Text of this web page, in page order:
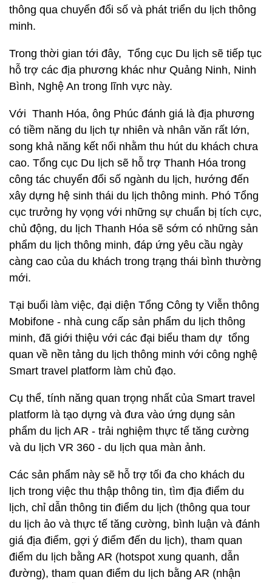
thông qua chuyển đổi số và phát triển du lịch thông
minh.
Trong thời gian tới đây, Tổng cục Du lịch sẽ tiếp tục
hỗ trợ các địa phương khác như Quảng Ninh, Ninh
Bình, Nghệ An trong lĩnh vực này.
Với Thanh Hóa, ông Phúc đánh giá là địa phương
có tiềm năng du lịch tự nhiên và nhân văn rất lớn,
song khả năng kết nối nhằm thu hút du khách chưa
cao. Tổng cục Du lịch sẽ hỗ trợ Thanh Hóa trong
công tác chuyển đổi số ngành du lịch, hướng đến
xây dựng hệ sinh thái du lịch thông minh. Phó Tổng
cục trưởng hy vọng với những sự chuẩn bị tích cực,
chủ động, du lịch Thanh Hóa sẽ sớm có những sản
phẩm du lịch thông minh, đáp ứng yêu cầu ngày
càng cao của du khách trong trạng thái bình thường
mới.
Tại buổi làm việc, đại diện Tổng Công ty Viễn thông
Mobifone - nhà cung cấp sản phẩm du lịch thông
minh, đã giới thiệu với các đại biểu tham dự tổng
quan về nền tảng du lịch thông minh với công nghệ
Smart travel platform làm chủ đạo.
Cụ thể, tính năng quan trọng nhất của Smart travel
platform là tạo dựng và đưa vào ứng dụng sản
phẩm du lịch AR - trải nghiệm thực tế tăng cường
và du lịch VR 360 - du lịch qua màn ảnh.
Các sản phẩm này sẽ hỗ trợ tối đa cho khách du
lịch trong việc thu thập thông tin, tìm địa điểm du
lịch, chỉ dẫn thông tin điểm du lịch (thông qua tour
du lịch ảo và thực tế tăng cường, bình luận và đánh
giá địa điểm, gợi ý điểm đến du lịch), tham quan
điểm du lịch bằng AR (hotspot xung quanh, dẫn
đường), tham quan điểm du lịch bằng AR (nhận